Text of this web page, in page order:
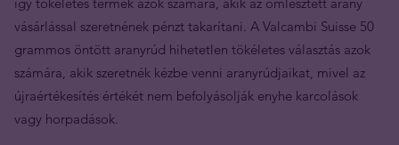
vásárlással szeretnének pénzt takarítani. A Valcambi Suisse 50
grammos öntött aranyrúd hihetetlen tökéletes választás azok
számára, akik szeretnék kézbe venni aranyrúdjaikat, mivel az
újraértékesítés értékét nem befolyásolják enyhe karcolások
vagy horpadások.